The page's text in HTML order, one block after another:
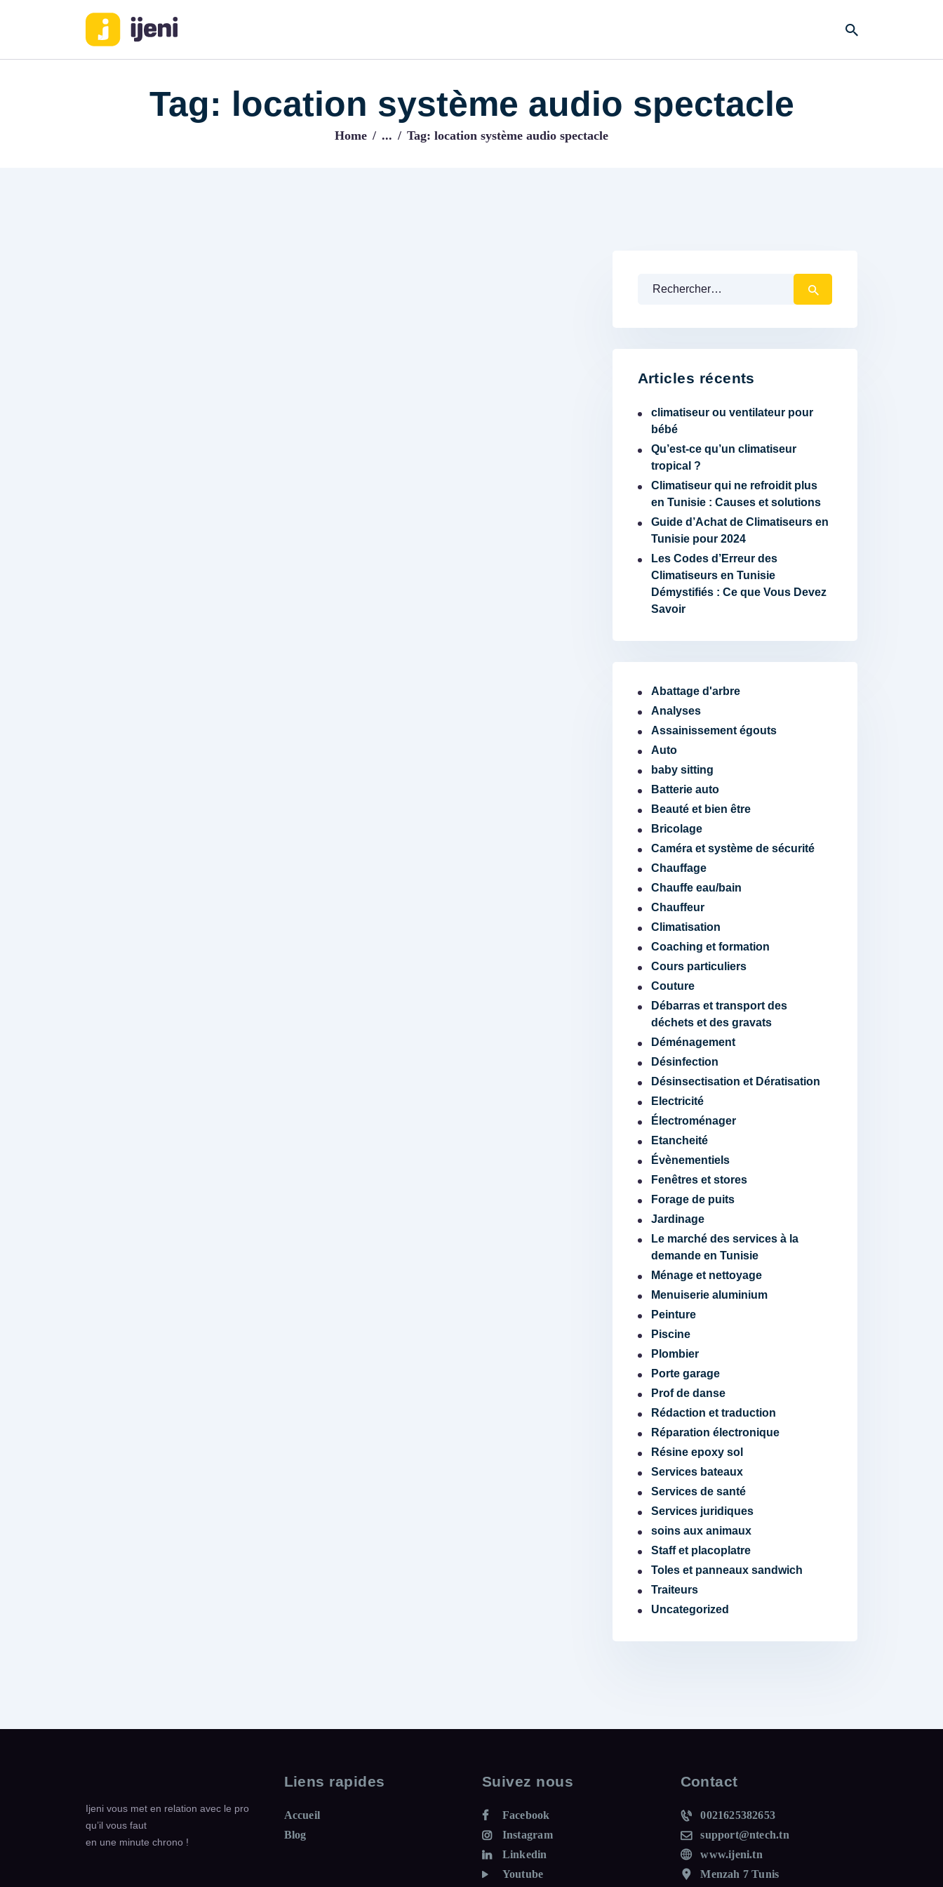
Tag: location système audio spectacle
Home ... Tag: location système audio spectacle
IJENI
Rechercher :
Articles récents
climatiseur ou ventilateur pour
bébé
Qu’est-ce qu’un climatiseur
tropical ?
Climatiseur qui ne refroidit plus
en Tunisie : Causes et solutions
Guide d’Achat de Climatiseurs en
Tunisie pour 2024
Les Codes d’Erreur des
Climatiseurs en Tunisie
Démystifiés : Ce que Vous Devez
Savoir
Abattage d'arbre
Analyses
Assainissement égouts
Auto
baby sitting
Batterie auto
Beauté et bien être
Bricolage
Caméra et système de sécurité
Chauffage
Chauffe eau/bain
Chauffeur
Climatisation
Coaching et formation
Cours particuliers
Couture
Débarras et transport des
déchets et des gravats
Déménagement
Désinfection
Désinsectisation et Dératisation
Electricité
Électroménager
Etancheité
Évènementiels
Fenêtres et stores
Forage de puits
Jardinage
Le marché des services à la
demande en Tunisie
Ménage et nettoyage
Menuiserie aluminium
Peinture
Piscine
Plombier
Porte garage
Prof de danse
Rédaction et traduction
Réparation électronique
Résine epoxy sol
Services bateaux
Services de santé
Services juridiques
soins aux animaux
Staff et placoplatre
Toles et panneaux sandwich
Traiteurs
Uncategorized
Ijeni vous met en relation avec le pro
qu’il vous faut
en une minute chrono !
Liens rapides
Accueil
Blog
Suivez nous
Facebook
Instagram
Linkedin
Youtube
Contact
0021625382653
support@ntech.tn
www.ijeni.tn
Menzah 7 Tunis